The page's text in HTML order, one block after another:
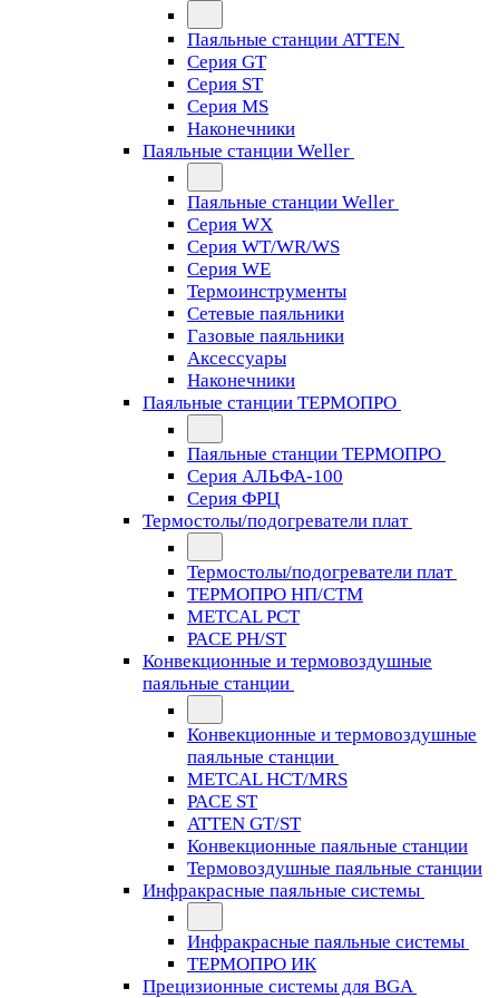
Паяльные станции ATTEN
Серия GT
Серия ST
Серия MS
Наконечники
Паяльные станции Weller
Паяльные станции Weller
Серия WX
Серия WT/WR/WS
Серия WE
Термоинструменты
Сетевые паяльники
Газовые паяльники
Аксессуары
Наконечники
Паяльные станции ТЕРМОПРО
Паяльные станции ТЕРМОПРО
Серия АЛЬФА-100
Серия ФРЦ
Термостолы/подогреватели плат
Термостолы/подогреватели плат
ТЕРМОПРО НП/СТМ
METCAL PCT
PACE PH/ST
Конвекционные и термовоздушные
паяльные станции
Конвекционные и термовоздушные
паяльные станции
METCAL HCT/MRS
PACE ST
ATTEN GT/ST
Конвекционные паяльные станции
Термовоздушные паяльные станции
Инфракрасные паяльные системы
Инфракрасные паяльные системы
ТЕРМОПРО ИК
Прецизионные системы для BGA